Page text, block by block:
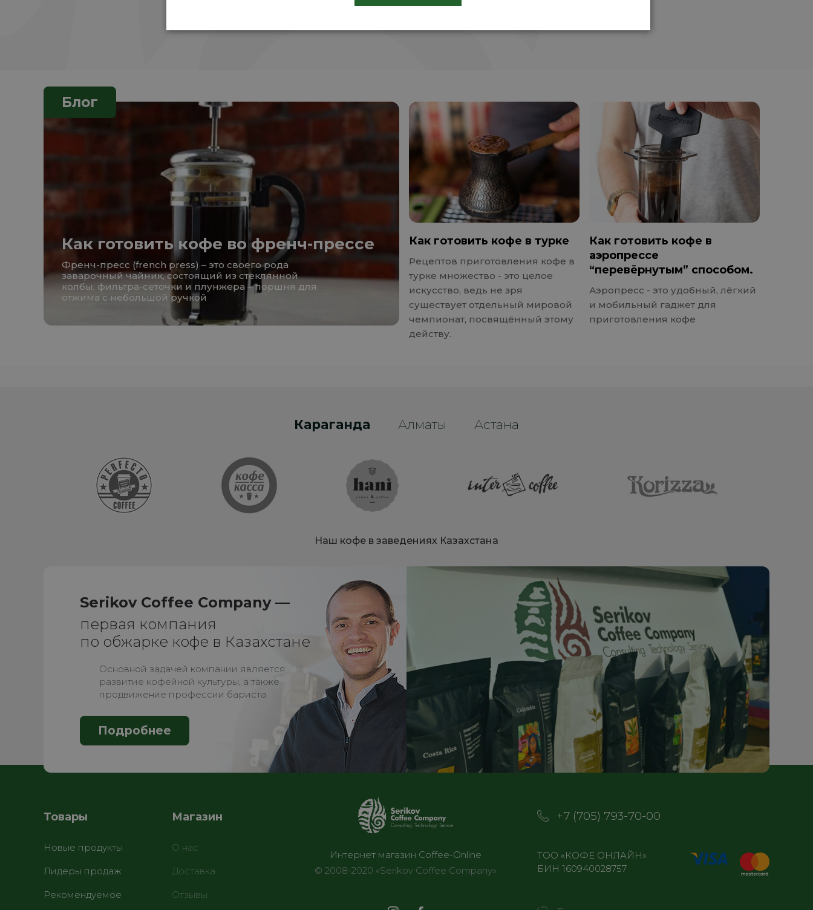
Блог
Как готовить кофе во френч-прессе
Френч-пресс (french press) – это своего рода
заварочный чайник, состоящий из стеклянной
колбы, фильтра-сеточки и плунжера – поршня для
отжима с небольшой ручкой
Как готовить кофе в турке
Рецептов приготовления кофе в
турке множество - это целое
искусство, ведь не зря
существует отдельный мировой
чемпионат, посвящённый этому
действу.
Как готовить кофе в
аэропрессе
“перевёрнутым” способом.
Аэропресс - это удобный, лёгкий
и мобильный гаджет для
приготовления кофе
Караганда Алматы Астана
Наш кофе в заведениях Казахстана
Serikov Coffee Company —
первая компания
по обжарке кофе в Казахстане
Основной задачей компании является
развитие кофейной культуры, а также
продвижение профессии бариста
Подробнее
Товары
Новые продукты
Лидеры продаж
Рекомендуемое
Магазин
О нас
Доставка
Отзывы
Интернет магазин Coffee-Online
© 2008-2020 «Serikov Coffee Company»
+7 (705) 793-70-00
ТОО «КОФЕ ОНЛАЙН»
БИН 160940028757